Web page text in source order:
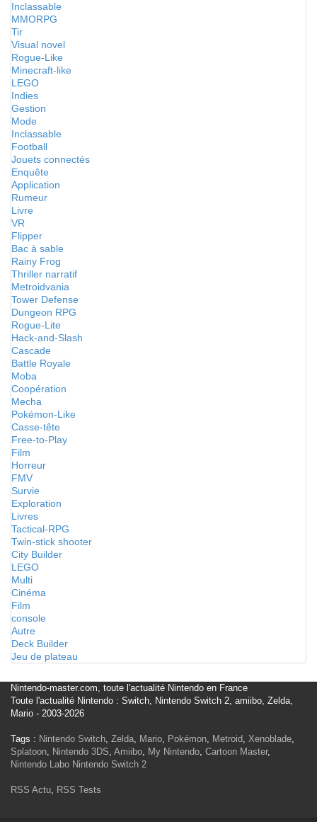
Inclassable
MMORPG
Tir
Visual novel
Rogue-Like
Minecraft-like
LEGO
Indies
Gestion
Mode
Inclassable
Football
Jouets connectés
Enquête
Application
Rumeur
Livre
VR
Flipper
Bac à sable
Rainy Frog
Thriller narratif
Metroidvania
Tower Defense
Dungeon RPG
Rogue-Lite
Hack-and-Slash
Cascade
Battle Royale
Moba
Coopération
Mecha
Pokémon-Like
Casse-tête
Free-to-Play
Film
Horreur
FMV
Survie
Exploration
Livres
Tactical-RPG
Twin-stick shooter
City Builder
LEGO
Multi
Cinéma
Film
console
Autre
Deck Builder
Jeu de plateau
Nintendo-master.com, toute l'actualité Nintendo en France
Toute l'actualité Nintendo : Switch, Nintendo Switch 2, amiibo, Zelda,
Mario - 2003-2026
Tags : Nintendo Switch, Zelda, Mario, Pokémon, Metroid, Xenoblade,
Splatoon, Nintendo 3DS, Amiibo, My Nintendo, Cartoon Master,
Nintendo Labo Nintendo Switch 2
RSS Actu, RSS Tests